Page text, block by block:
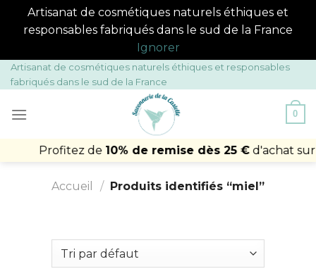
Artisanat de cosmétiques naturels éthiques et
responsables fabriqués dans le sud de la France
Ignorer
Passer
au
Artisanat de cosmétiques naturels éthiques et responsables
fabriqués dans le sud de la France
0
de10% de remise dès 25 €d'achat sur votre
Accueil / Produits identifiés “miel”